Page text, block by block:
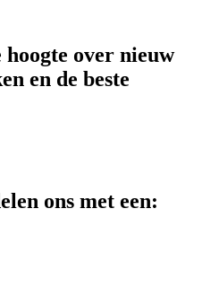
hoogte over nieuw
en de beste
ons met een: